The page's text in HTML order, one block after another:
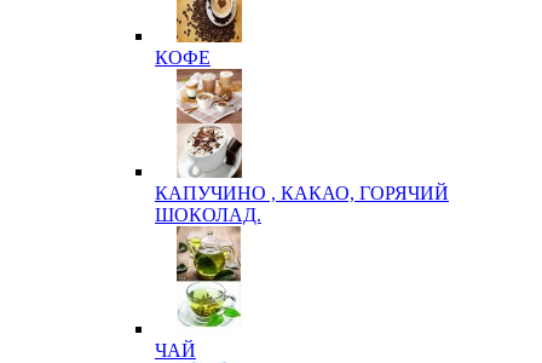
КОФЕ
КАПУЧИНО , КАКАО, ГОРЯЧИЙ
ШОКОЛАД.
ЧАЙ